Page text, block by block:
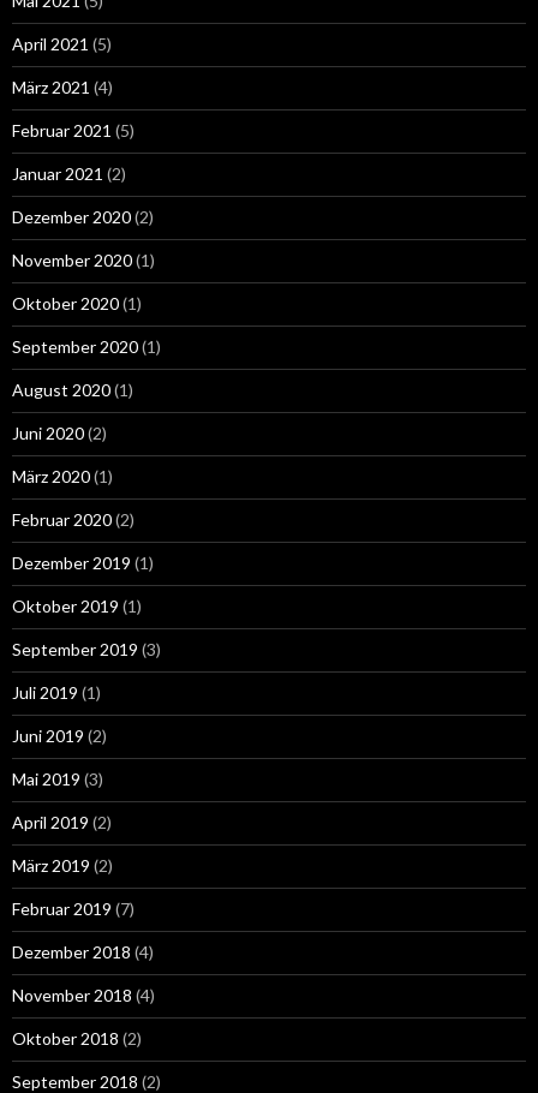
April 2021 (5)
März 2021 (4)
Februar 2021 (5)
Januar 2021 (2)
Dezember 2020(2)
November 2020(1)
Oktober 2020(1)
September 2020(1)
August 2020(1)
Juni 2020(2)
März 2020(1)
Februar 2020(2)
Dezember 2019 (1)
Oktober 2019 (1)
September 2019 (3)
Juli 2019 (1)
Juni 2019 (2)
Mai 2019 (3)
April 2019 (2)
März 2019 (2)
Februar 2019 (7)
Dezember 2018 (4)
November 2018 (4)
Oktober 2018 (2)
September 2018 (2)